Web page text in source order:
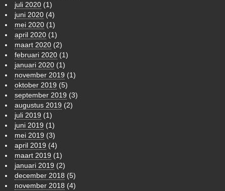
juli 2020 (1)
juni 2020 (4)
mei 2020 (1)
april 2020 (1)
maart 2020 (2)
februari 2020 (1)
januari 2020 (1)
november 2019 (1)
oktober 2019 (5)
september 2019 (3)
augustus 2019 (2)
juli 2019 (1)
juni 2019 (1)
mei 2019 (3)
april 2019 (4)
maart 2019 (1)
januari 2019 (2)
december 2018 (5)
november 2018 (4)